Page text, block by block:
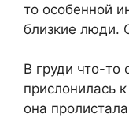
то особенной
близкие люди.
В груди что-то
прислонилась
она